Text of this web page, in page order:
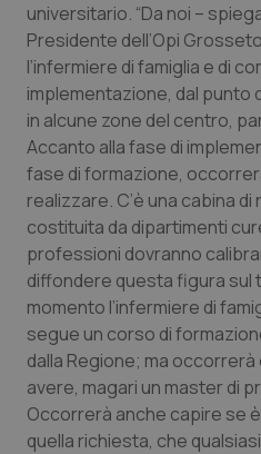
universitario. “Da noi –
Presidente dell’Opi
l’infermiere di famiglia e di
implementazione, dal punto
in alcune zone del centro,
Accanto alla fase di
fase di formazione,
realizzare. C’è una cabina di
costituita da dipartimenti
professioni dovranno
diffondere questa figura sul
momento l’infermiere di
segue un corso di
dalla Regione; ma
avere, magari un master di
Occorrerà anche capire se
quella richiesta, che
Nome
_ga_0VMQEQKQ1N
Nome
VISITOR_INFO1_LIVE
__Secure-YNID